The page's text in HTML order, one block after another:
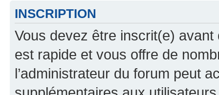
INSCRIPTION
Vous devez être inscrit(e) avant
est rapide et vous offre de
l’administrateur du forum peut